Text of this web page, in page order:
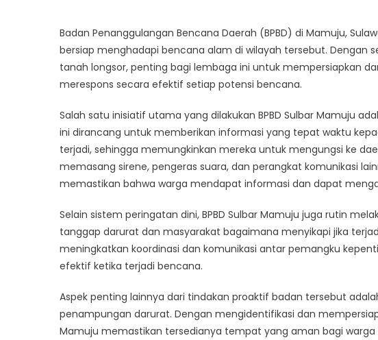
Mamuju
Takes
Proactive
Prepare
for
Natural
Disasters
Badan Penanggulangan Bencana Daerah (BPBD) di Mamuju,
bersiap menghadapi bencana alam di wilayah tersebut. Dengan
tanah longsor, penting bagi lembaga ini untuk mempersiapkan
merespons secara efektif setiap potensi bencana.
Salah satu inisiatif utama yang dilakukan BPBD Sulbar Mamuju
ini dirancang untuk memberikan informasi yang tepat waktu
terjadi, sehingga memungkinkan mereka untuk mengungsi ke
memasang sirene, pengeras suara, dan perangkat komunikasi
memastikan bahwa warga mendapat informasi dan dapat
Selain sistem peringatan dini, BPBD Sulbar Mamuju juga rutin
tanggap darurat dan masyarakat bagaimana menyikapi jika
meningkatkan koordinasi dan komunikasi antar pemangku
efektif ketika terjadi bencana.
Aspek penting lainnya dari tindakan proaktif badan tersebut
penampungan darurat. Dengan mengidentifikasi dan
Mamuju memastikan tersedianya tempat yang aman bagi